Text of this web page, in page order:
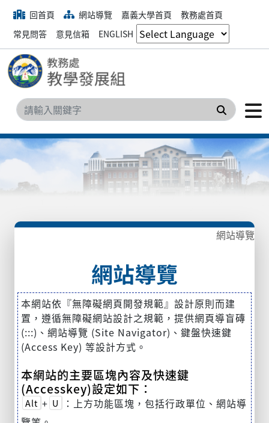
回首頁 網站導覽 嘉義大學首頁
教務處首頁
常見問答
意見信箱 ENGLISH
搜尋
網站導覽
網站導覽
本網站依『無障礙網頁開發規範』設計原則而建
置，遵循無障礙網站設計之規範，提供網頁導盲磚
(:::)、網站導覽 (Site Navigator)、鍵盤快速鍵
(Access Key) 等設計方式。
本網站的主要區塊內容及快速鍵
(Accesskey)設定如下：
Alt + U
：上方功能區塊，包括行政單位、網站導